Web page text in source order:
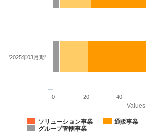
Values
ソリューション事業 通販事業
グループ管轄事業
'2025年03月期'
0 20 40